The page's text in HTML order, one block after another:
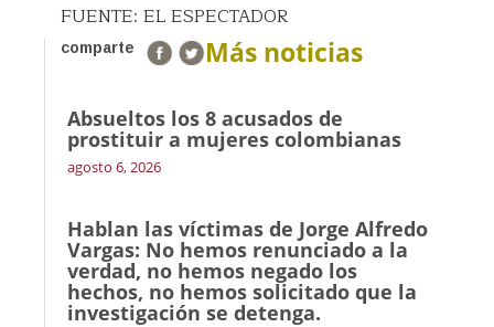
FUENTE: EL ESPECTADOR
comparte Más noticias
Absueltos los 8 acusados de
prostituir a mujeres colombianas
agosto 6, 2026
Hablan las víctimas de Jorge Alfredo
Vargas: No hemos renunciado a la
verdad, no hemos negado los
hechos, no hemos solicitado que la
investigación se detenga.